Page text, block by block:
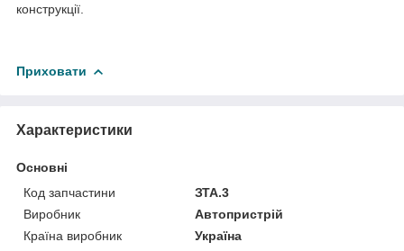
конструкції.
Приховати
Характеристики
Основні
Код запчастини
ЗТА.3
Виробник
Автопристрій
Країна виробник
Україна